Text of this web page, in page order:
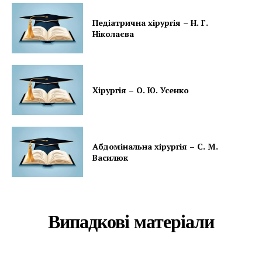
Педіатрична хірургія – Н. Г.
Ніколаєва
Хірургія – О. Ю. Усенко
Абдомінальна хірургія – С. М.
Василюк
Випадкові матеріали